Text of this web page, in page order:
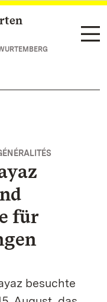
für
besuchte